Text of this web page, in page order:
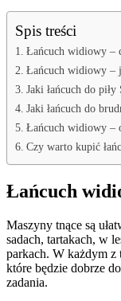
Spis treści
Łańcuch widiowy –
Łańcuch widiowy –
Jaki łańcuch do
Jaki łańcuch do
Łańcuch widiowy –
Czy warto kupić
Łańcuch
Maszyny tnące są
sadach, tartakach, w
parkach. W każdym z
które będzie dobrze
zadania.